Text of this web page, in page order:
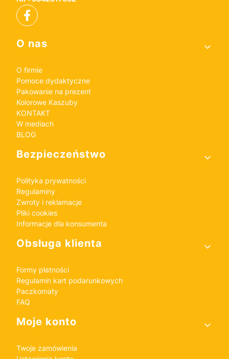
Linki w stopce
O nas
O firmie
Pomoce dydaktyczne
Pakowanie na prezent
Kolorowe Kaszuby
KONTAKT
W mediach
BLOG
Bezpieczeństwo
Polityka prywatności
Regulaminy
Zwroty i reklamacje
Pliki cookies
Informacje dla konsumenta
Obsługa klienta
Formy płatności
Regulamin kart podarunkowych
Paczkomaty
FAQ
Moje konto
Twoje zamówienia